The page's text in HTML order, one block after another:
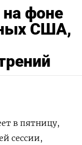
на фоне
США,
в пятницу,
сессии,